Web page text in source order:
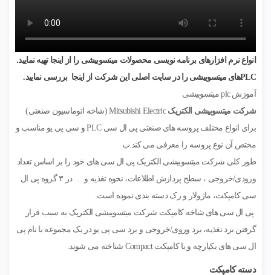
انواع نرم افزارهای برنامه نویسی محصولات میتسوبیشی را از اینجا تهیه نمایید.
PLCهای میتسوبیشی را در سایت اصلی این شرکت از اینجا بررسی نمایید.
آموزش plc میتسوبیشی
شرکت میتسوبیشی الکتریک
Mitsubishi Electric (شاخه اتوماسیون صنعتی)
برای انواع مختلف پروسه های صنعتی پی ال سی PLC و سی پی یو مناسب و
مختص آن نوع پروسه را معرفی می کند.ب
طور کلی شرکت میتسوبیشی الکتریک پی ال سی های خود را بر اساس تعداد
ورودی/خروجی ، سطح پردازش اطلاعات، نحوه تغذیه و … در ۳ گروه پی ال
سی کامپکت، ماژولار و رک دسته بندی نموده است.
پی ال سی های شاخه کامپکت شرکت میتسوبیشی الکتریک به سبب قرار
گرفتن برد تغذیه، برد وروی/خروجی و برد سی پی یو در یک مجموعه با نام پی
ال سی های یکپارچه و یا کامپکت Compact شناخته می شوند.
دسته کامپکت